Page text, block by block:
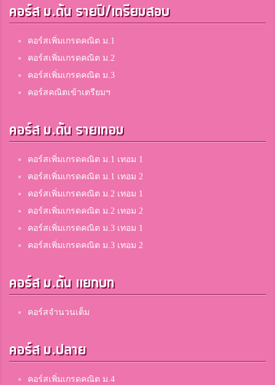
คอร์ส ม.ต้น รายปี/เตรียมสอบ
คอร์สเพิ่มเกรดคณิต ม.1
คอร์สเพิ่มเกรดคณิต ม.2
คอร์สเพิ่มเกรดคณิต ม.3
คอร์สคณิตเข้าเตรียมฯ
คอร์ส ม.ต้น รายเทอม
คอร์สเพิ่มเกรดคณิต ม.1 เทอม 1
คอร์สเพิ่มเกรดคณิต ม.1 เทอม 2
คอร์สเพิ่มเกรดคณิต ม.2 เทอม 1
คอร์สเพิ่มเกรดคณิต ม.2 เทอม 2
คอร์สเพิ่มเกรดคณิต ม.3 เทอม 1
คอร์สเพิ่มเกรดคณิต ม.3 เทอม 2
คอร์ส ม.ต้น แยกบท
คอร์สจำนวนเต็ม
คอร์ส ม.ปลาย
คอร์สเพิ่มเกรดคณิต ม.4